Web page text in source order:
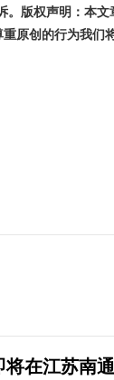
版权声明：本文
原创的行为我们将
在江苏南